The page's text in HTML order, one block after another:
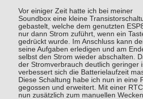
Vor einiger Zeit hatte ich bei meiner
Soundbox eine kleine
gebastelt, welche dem genutzten
nur dann Strom zuführt, wenn ein
gedrückt wurde. Im Anschluss kann
seine Aufgaben erledigen und am
selbst den Strom wieder abschalten.
der Stromverbrauch deutlich geringer
verbessert sich die Batterielaufzeit
Diese Schaltung habe ich nun in eine
gegossen und erweitert. Mit einer
nun zusätzlich zum manuellen